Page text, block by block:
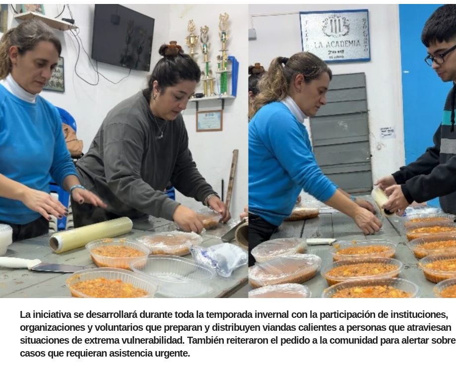
La iniciativa se desarrollará durante toda la temporada invernal con la participación de instituciones,
organizaciones y voluntarios que preparan y distribuyen viandas calientes a personas que atraviesan
situaciones de extrema vulnerabilidad. También reiteraron el pedido a la comunidad para alertar sobre
casos que requieran asistencia urgente.